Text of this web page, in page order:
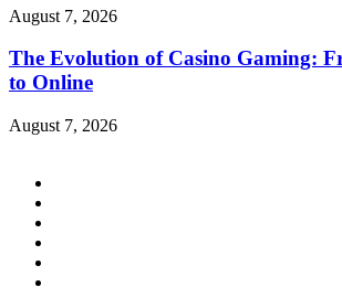
August 7, 2026
The Evolution of Casino Gaming:
to Online
August 7, 2026